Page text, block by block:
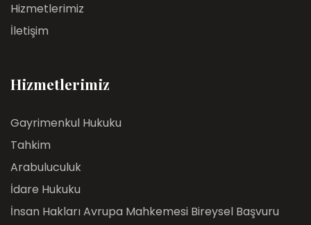
Hizmetlerimiz
İletişim
Hizmetlerimiz
Gayrimenkul Hukuku
Tahkim
Arabuluculuk
İdare Hukuku
İnsan Hakları Avrupa Mahkemesi Bireysel Başvuru